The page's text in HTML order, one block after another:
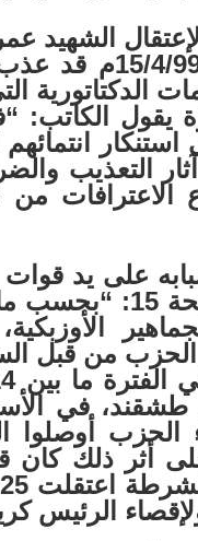
الكاتب لإعتقال
فيه، أي في
التعذيب
الاعترافات
يد قوات
على الحزب من
ما بين 14
في
أوصلوا
الرئيس